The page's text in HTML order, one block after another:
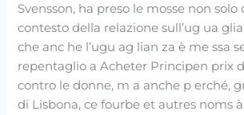
Svensson, ha preso le mosse non
contesto della relazione sull’ug ua
che anc he l’ugu ag lian za è me ssa
repentaglio a Acheter Principen prix
contro le donne, m a anche p erché,
di Lisbona, ce fourbe et autres noms